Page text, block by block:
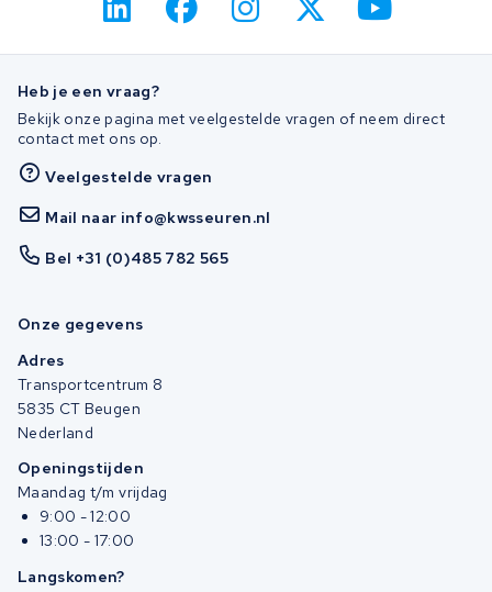
Heb je een vraag?
Bekijk onze pagina met veelgestelde vragen of neem direct
contact met ons op.
Veelgestelde vragen
Mail naar info@kwsseuren.nl
Bel +31 (0)485 782 565
Onze gegevens
Adres
Transportcentrum 8
5835 CT Beugen
Nederland
Openingstijden
Maandag t/m vrijdag
9:00 - 12:00
13:00 - 17:00
Langskomen?